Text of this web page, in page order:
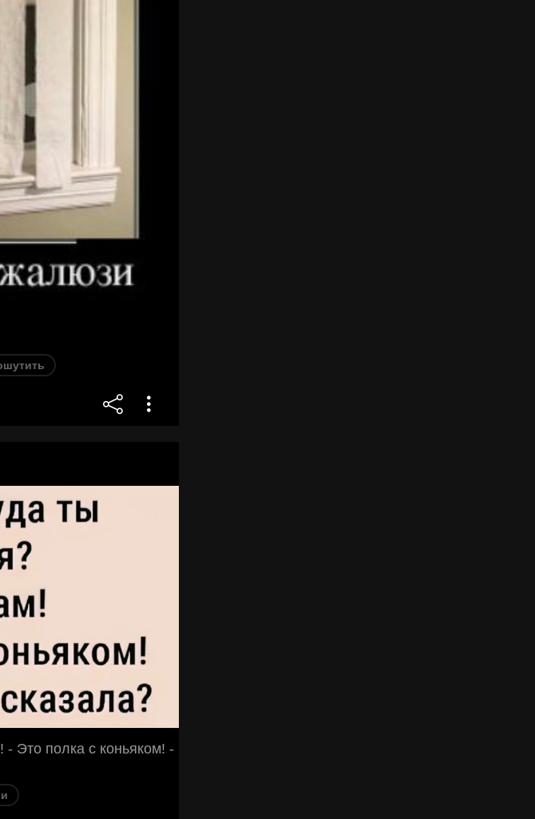
- Это полка с коньяком! -